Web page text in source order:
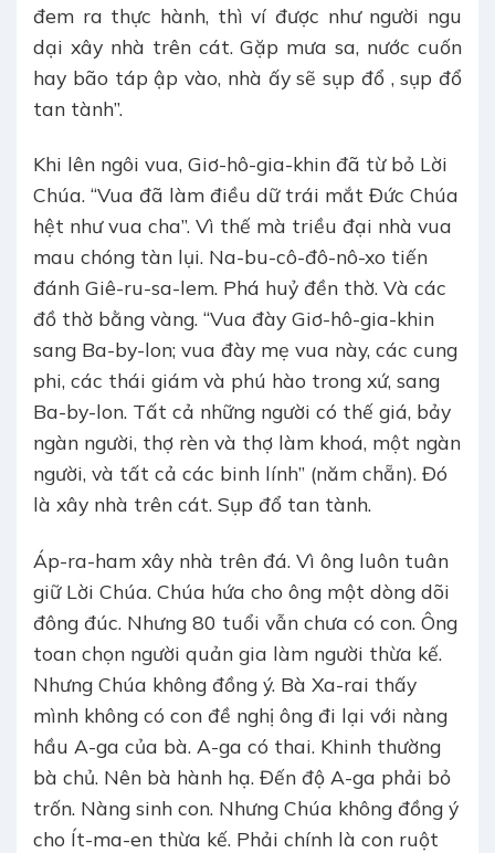
đem ra thực hành, thì ví được như người ngu
dại xây nhà trên cát. Gặp mưa sa, nước cuốn
hay bão táp ập vào, nhà ấy sẽ sụp đổ , sụp đổ
tan tành”.
Khi lên ngôi vua, Giơ-hô-gia-khin đã từ bỏ Lời
Chúa. “Vua đã làm điều dữ trái mắt Đức Chúa
hệt như vua cha”. Vì thế mà triều đại nhà vua
mau chóng tàn lụi. Na-bu-cô-đô-nô-xo tiến
đánh Giê-ru-sa-lem. Phá huỷ đền thờ. Và các
đồ thờ bằng vàng. “Vua đày Giơ-hô-gia-khin
sang Ba-by-lon; vua đày mẹ vua này, các cung
phi, các thái giám và phú hào trong xứ, sang
Ba-by-lon. Tất cả những người có thế giá, bảy
ngàn người, thợ rèn và thợ làm khoá, một ngàn
người, và tất cả các binh lính” (năm chẵn). Đó
là xây nhà trên cát. Sụp đổ tan tành.
Áp-ra-ham xây nhà trên đá. Vì ông luôn tuân
giữ Lời Chúa. Chúa hứa cho ông một dòng dõi
đông đúc. Nhưng 80 tuổi vẫn chưa có con. Ông
toan chọn người quản gia làm người thừa kế.
Nhưng Chúa không đồng ý. Bà Xa-rai thấy
mình không có con đề nghị ông đi lại với nàng
hầu A-ga của bà. A-ga có thai. Khinh thường
bà chủ. Nên bà hành hạ. Đến độ A-ga phải bỏ
trốn. Nàng sinh con. Nhưng Chúa không đồng ý
cho Ít-ma-en thừa kế. Phải chính là con ruột